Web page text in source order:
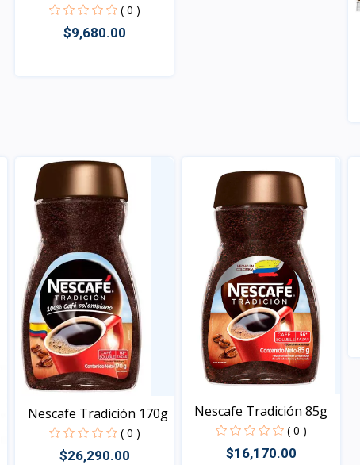
( 0 )
$9,680.00
Nescafe Tradición 170g
( 0 )
$26,290.00
Nescafe Tradición 85g
( 0 )
$16,170.00